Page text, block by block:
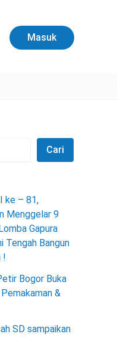
Masuk
Cari
ke – 81,
Menggelar 9
Gapura
Tengah Bangun
!
Bogor Buka
&
SD sampaikan